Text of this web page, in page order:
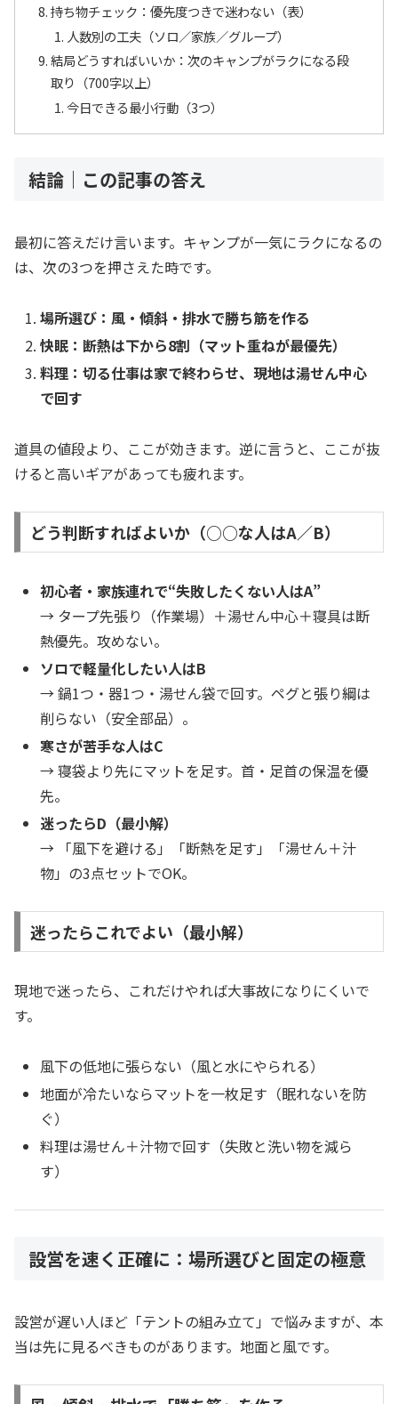
持ち物チェック：優先度つきで迷わない（表）
人数別の工夫（ソロ／家族／グループ）
結局どうすればいいか：次のキャンプがラクになる段
取り（700字以上）
今日できる最小行動（3つ）
結論｜この記事の答え
最初に答えだけ言います。キャンプが一気にラクになるの
は、次の3つを押さえた時です。
場所選び：風・傾斜・排水で勝ち筋を作る
快眠：断熱は下から8割（マット重ねが最優先）
料理：切る仕事は家で終わらせ、現地は湯せん中心
で回す
道具の値段より、ここが効きます。逆に言うと、ここが抜
けると高いギアがあっても疲れます。
どう判断すればよいか（○○な人はA／B）
初心者・家族連れで“失敗したくない人はA”
→ タープ先張り（作業場）＋湯せん中心＋寝具は断
熱優先。攻めない。
ソロで軽量化したい人はB
→ 鍋1つ・器1つ・湯せん袋で回す。ペグと張り綱は
削らない（安全部品）。
寒さが苦手な人はC
→ 寝袋より先にマットを足す。首・足首の保温を優
先。
迷ったらD（最小解）
→ 「風下を避ける」「断熱を足す」「湯せん＋汁
物」の3点セットでOK。
迷ったらこれでよい（最小解）
現地で迷ったら、これだけやれば大事故になりにくいで
す。
風下の低地に張らない（風と水にやられる）
地面が冷たいならマットを一枚足す（眠れないを防
ぐ）
料理は湯せん＋汁物で回す（失敗と洗い物を減ら
す）
設営を速く正確に：場所選びと固定の極意
設営が遅い人ほど「テントの組み立て」で悩みますが、本
当は先に見るべきものがあります。地面と風です。